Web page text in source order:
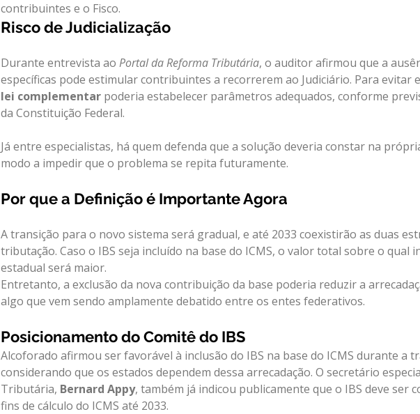
contribuintes e o Fisco.
Risco de Judicialização
Durante entrevista ao Portal da Reforma Tributária, o auditor afirmou que a
específicas pode estimular contribuintes a recorrerem ao Judiciário. Para evitar
lei complementar poderia estabelecer parâmetros adequados, conforme
da Constituição Federal.
Já entre especialistas, há quem defenda que a solução deveria constar na
modo a impedir que o problema se repita futuramente.
Por que a Definição é Importante Agora
A transição para o novo sistema será gradual, e até 2033 coexistirão as duas
tributação. Caso o IBS seja incluído na base do ICMS, o valor total sobre o qual
estadual será maior.
Entretanto, a exclusão da nova contribuição da base poderia reduzir a
algo que vem sendo amplamente debatido entre os entes federativos.
Posicionamento do Comitê do IBS
Alcoforado afirmou ser favorável à inclusão do IBS na base do ICMS durante a
considerando que os estados dependem dessa arrecadação. O secretário
Tributária, Bernard Appy, também já indicou publicamente que o IBS deve ser
fins de cálculo do ICMS até 2033.